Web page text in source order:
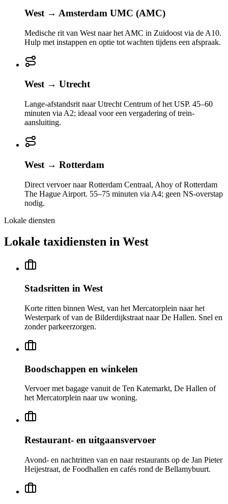
West → Amsterdam UMC (AMC)
Medische rit van West naar het AMC in Zuidoost via de A10.
Hulp met instappen en optie tot wachten tijdens een afspraak.
West→ Utrecht
Lange-afstandsrit naar Utrecht Centrum of het USP. 45–60
minuten via A2; ideaal voor een vergadering of trein-
aansluiting.
West → Rotterdam
Direct vervoer naar Rotterdam Centraal, Ahoy of Rotterdam
The Hague Airport. 55–75 minuten via A4; geen NS-overstap
nodig.
Lokale diensten
Lokale taxidiensten in West
Stadsritten in West
Korte ritten binnen West, van het Mercatorplein naar het
Westerpark of van de Bilderdijkstraat naar De Hallen. Snel en
zonder parkeerzorgen.
Boodschappen en winkelen
Vervoer met bagage vanuit de Ten Katemarkt, De Hallen of
het Mercatorplein naar uw woning.
Restaurant- en uitgaansvervoer
Avond- en nachtritten van en naar restaurants op de Jan Pieter
Heijestraat, de Foodhallen en cafés rond de Bellamybuurt.